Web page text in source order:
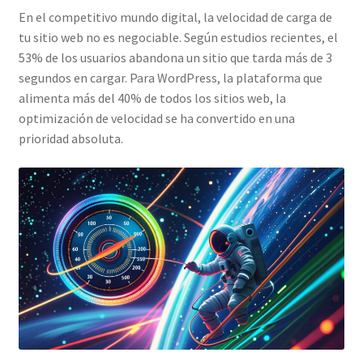
Politica de Privacidad
Portafolio Orvit Design
Portfolio – Grid
Portfolio – Metro
Pricing
Shop
Tecnologías
Typography
En el competitivo mundo digital, la velocidad de carga de
tu sitio web no es negociable. Según estudios recientes, el
53% de los usuarios abandona un sitio que tarda más de 3
segundos en cargar. Para WordPress, la plataforma que
alimenta más del 40% de todos los sitios web, la
optimización de velocidad se ha convertido en una
prioridad absoluta.